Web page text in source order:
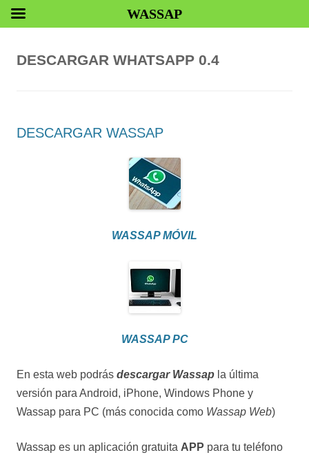
DESCARGAR WHATSAPP 0.4
DESCARGAR WASSAP
WASSAP MÓVIL
WASSAP PC
En esta web podrás descargar Wassap la última
versión para Android, iPhone, Windows Phone y
Wassap para PC (más conocida como Wassap Web)
Wassap es un aplicación gratuita APP para tu teléfono
WASSAP